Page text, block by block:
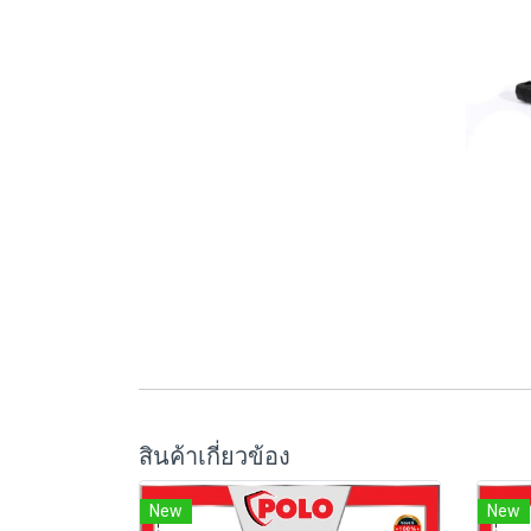
สินค้าเกี่ยวข้อง
New New